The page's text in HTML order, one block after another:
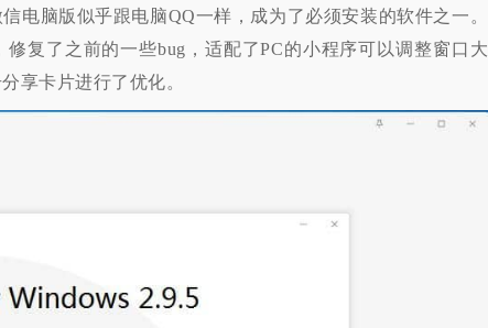
电脑版似乎跟电脑QQ一样，成为了必须安装的软件之一。
复了之前的一些bug，适配了PC的小程序可以调整窗口大
享卡片进行了优化。